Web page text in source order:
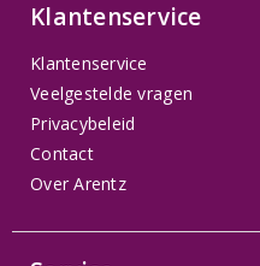
Klantenservice
Klantenservice
Veelgestelde vragen
Privacybeleid
Contact
Over Arentz